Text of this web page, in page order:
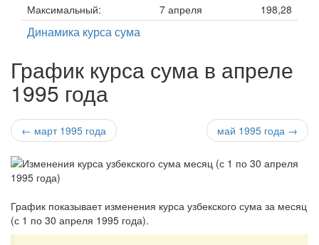
Максимальный:
7 апреля 198,28
Динамика курса сума
График курса сума в апреле
1995 года
← март 1995 года май 1995 года →
График показывает изменения курса узбекского сума за месяц
(с 1 по 30 апреля 1995 года).